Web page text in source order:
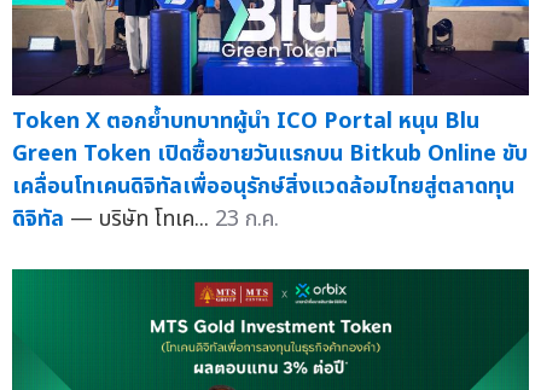
Token X ตอกย้ำบทบาทผู้นำ ICO Portal หนุน Blu
Green Token เปิดซื้อขายวันแรกบน Bitkub Online ขับ
เคลื่อนโทเคนดิจิทัลเพื่ออนุรักษ์สิ่งแวดล้อมไทยสู่ตลาดทุน
ดิจิทัล — บริษัท โทเค... 23 ก.ค.